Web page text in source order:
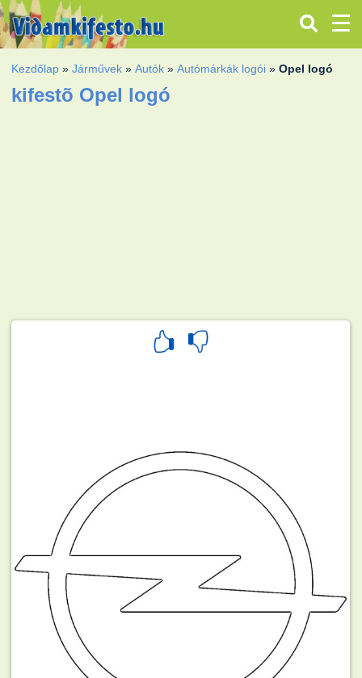
Kezdőlap »Járművek »Autók »Autómárkák logói »Opel logó
kifestõ Opel logó